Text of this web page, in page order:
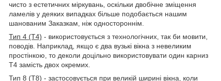
чисто з естетичних міркувань, оскільки двобічне зміщення
ламелів у деяких випадках більше подобається нашим
шанованим Заказкам, ніж одностороннім.
Тип 4 (Т4) - використовується з технологічних, так би мовити,
поводів. Наприклад, якщо є два вузькі вікна з невеликим
простінкою, то деколи доцільно використовувати один карниз
Т4 замість двох окремих.
Тип 8 (Т8) - застосовується при великій ширині вікна, коли